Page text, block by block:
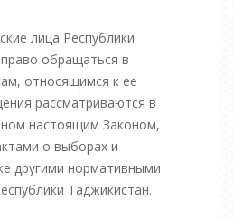
лица Республики
обращаться в
относящимся к ее
рассматриваются в
настоящим Законом,
о выборах и
другими нормативными
Таджикистан.